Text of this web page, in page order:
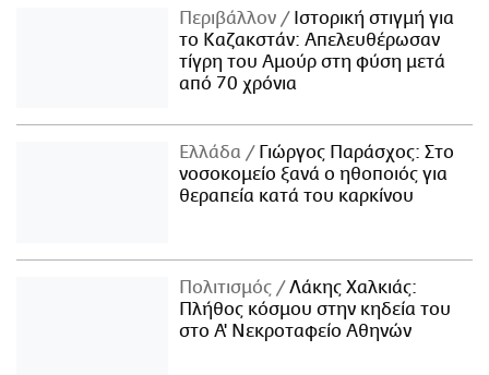
Περιβάλλον
Ιστορική στιγμή για
το Καζακστάν: Απελευθέρωσαν
τίγρη του Αμούρ στη φύση μετά
από 70 χρόνια
Ελλάδα
Γιώργος Παράσχος: Στο
νοσοκομείο ξανά ο ηθοποιός για
θεραπεία κατά του καρκίνου
Πολιτισμός
Λάκης Χαλκιάς:
Πλήθος κόσμου στην κηδεία του
στο Α' Νεκροταφείο Αθηνών